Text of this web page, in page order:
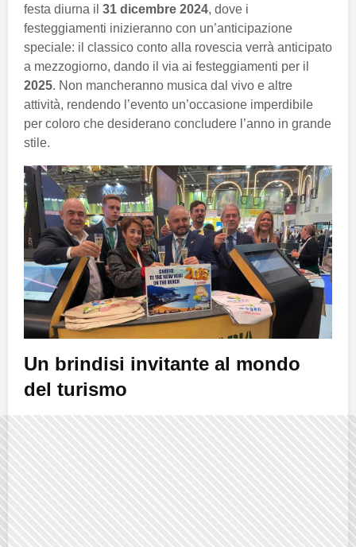
festa diurna il 31 dicembre 2024, dove i
festeggiamenti inizieranno con un’anticipazione
speciale: il classico conto alla rovescia verrà anticipato
a mezzogiorno, dando il via ai festeggiamenti per il
2025. Non mancheranno musica dal vivo e altre
attività, rendendo l’evento un’occasione imperdibile
per coloro che desiderano concludere l’anno in grande
stile.
Un brindisi invitante al mondo
del turismo